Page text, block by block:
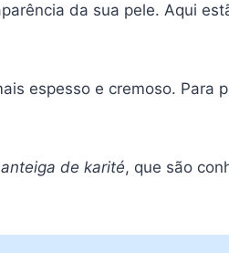
da sua pele. Aqui
espesso e cremoso. Para
de karité, que são